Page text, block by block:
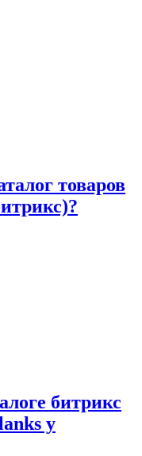
товаров
битрикс
у